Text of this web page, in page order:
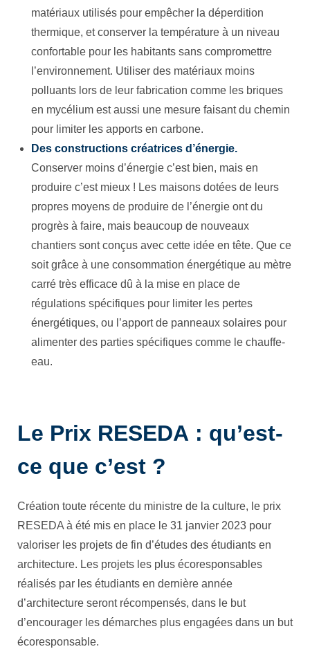
matériaux utilisés pour empêcher la déperdition
thermique, et conserver la température à un niveau
confortable pour les habitants sans compromettre
l’environnement. Utiliser des matériaux moins
polluants lors de leur fabrication comme les briques
en mycélium est aussi une mesure faisant du chemin
pour limiter les apports en carbone.
Des constructions créatrices d’énergie.
Conserver moins d’énergie c’est bien, mais en
produire c’est mieux ! Les maisons dotées de leurs
propres moyens de produire de l’énergie ont du
progrès à faire, mais beaucoup de nouveaux
chantiers sont conçus avec cette idée en tête. Que ce
soit grâce à une consommation énergétique au mètre
carré très efficace dû à la mise en place de
régulations spécifiques pour limiter les pertes
énergétiques, ou l’apport de panneaux solaires pour
alimenter des parties spécifiques comme le chauffe-
eau.
Le Prix RESEDA : qu’est-
ce que c’est ?
Création toute récente du ministre de la culture, le prix
RESEDA à été mis en place le 31 janvier 2023 pour
valoriser les projets de fin d’études des étudiants en
architecture. Les projets les plus écoresponsables
réalisés par les étudiants en dernière année
d’architecture seront récompensés, dans le but
d’encourager les démarches plus engagées dans un but
écoresponsable.